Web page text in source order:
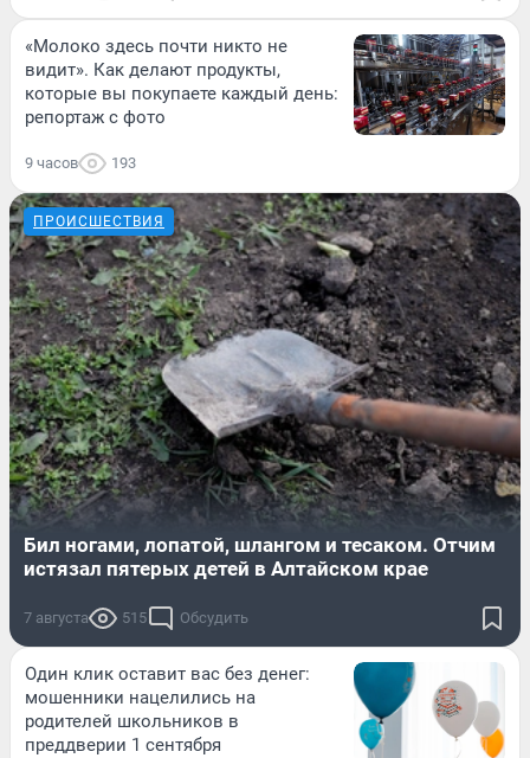
«Молоко здесь почти никто не
видит». Как делают продукты,
которые вы покупаете каждый день:
репортаж с фото
9 часов 193
ПРОИСШЕСТВИЯ
Бил ногами, лопатой, шлангом и тесаком. Отчим
истязал пятерых детей в Алтайском крае
7 августа 515 Обсудить
Один клик оставит вас без денег:
мошенники нацелились на
родителей школьников в
преддверии 1 сентября